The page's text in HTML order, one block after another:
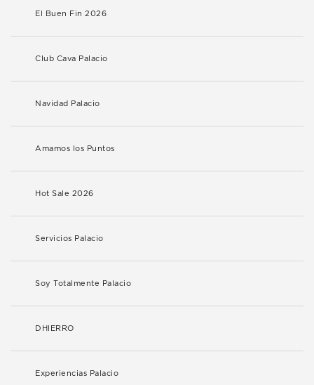
El Buen Fin 2026
Club Cava Palacio
Navidad Palacio
Amamos los Puntos
Hot Sale 2026
Servicios Palacio
Soy Totalmente Palacio
DHIERRO
Experiencias Palacio